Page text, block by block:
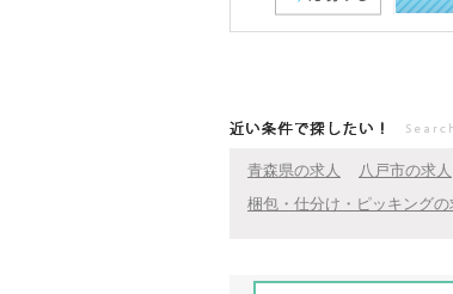
青森県の求人 八戸市の求人
梱包・仕分け・ピッキングの